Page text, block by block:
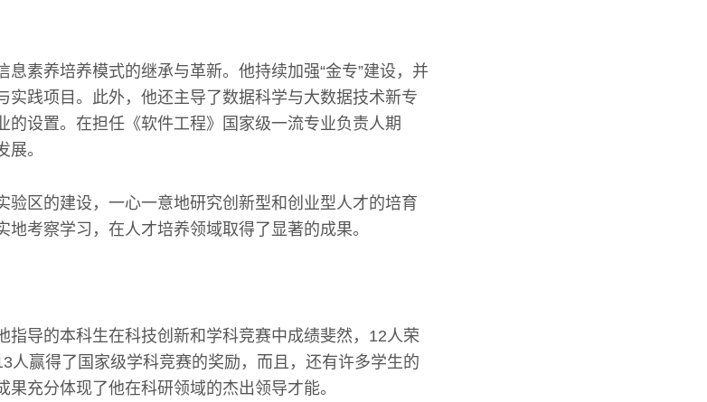
素养培养模式的继承与革新。他持续加强“金专”建设，并
实践项目。此外，他还主导了数据科学与大数据技术新专
的设置。在担任《软件工程》国家级一流专业负责人期
。
验区的建设，一心一意地研究创新型和创业型人才的培育
考察学习，在人才培养领域取得了显著的成果。
指导的本科生在科技创新和学科竞赛中成绩斐然，12人荣
人赢得了国家级学科竞赛的奖励，而且，还有许多学生的
充分体现了他在科研领域的杰出领导才能。